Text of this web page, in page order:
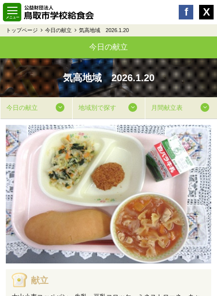
トップページ 今日の献立 気高地域 2026.1.20
今日の献立
気高地域 2026.1.20
今日の献立 地域別で探す 月間献立表
献立